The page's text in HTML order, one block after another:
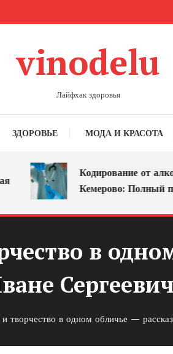
vinodelu
Лайфхак здоровья
ЗДОРОВЬЕ МОДА И КРАСОТА
Кодирование от
Кемерово: Полный
в
творчество в одном обличье —